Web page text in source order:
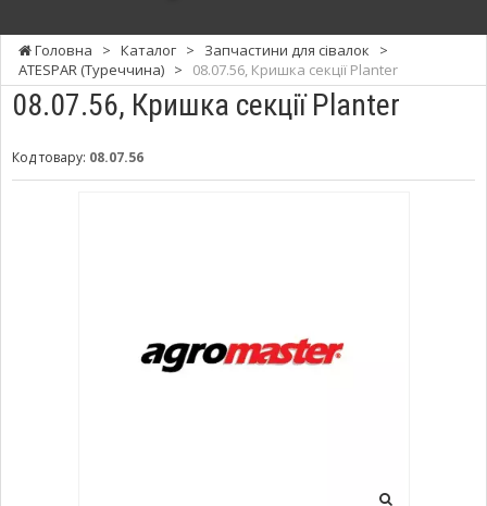
до
сільгосптехніки,
навантажувачів
та
Головна > Каталог > Запчастини для сівалок
>
ATESPAR (Туреччина) > 08.07.56, Кришка секції Planter
08.07.56, Кришка секції Planter
Код товару: 08.07.56